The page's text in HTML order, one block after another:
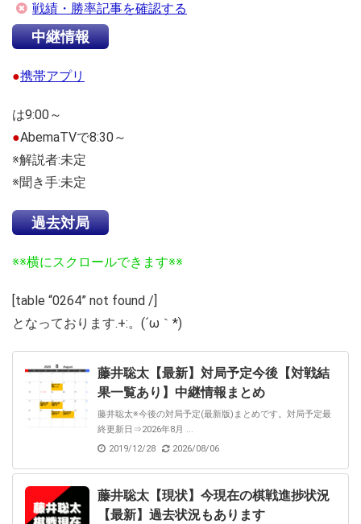
戦績・勝率記事を確認する
中継情報
●携帯アプリ
は9:00～
●AbemaTVで8:30～
※解説者:未定
※聞き手:未定
過去対局
※※横にスクロールできます※※
[table “0264” not found /]
となっております.+:。(´ω｀*)
藤井聡太【最新】対局予定今後【対戦結
果一覧あり】中継情報まとめ
藤井聡太※今後の対局予定(最新版)まとめです。対局予定最
終更新日⇒2026年8月 ...
2019/12/28
2026/08/06
藤井聡太【現状】今現在の棋戦進捗状況
【最新】過去状況もあります